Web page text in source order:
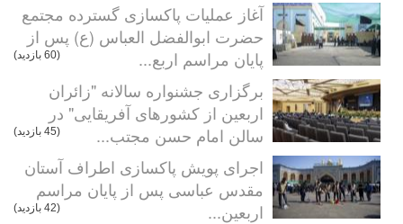
آغاز عملیات پاکسازی گسترده مجتمع
حضرت ابوالفضل العباس (ع) پس از
پایان مراسم اربع...
(60 بازدید)
برگزاری جشنواره سالانه "زائران
اربعین از کشورهای آفریقایی" در
سالن امام حسن مجتب...
(45 بازدید)
اجرای پویش پاکسازی اطراف آستان
مقدس عباسی پس از پایان مراسم
اربعین...
(42 بازدید)